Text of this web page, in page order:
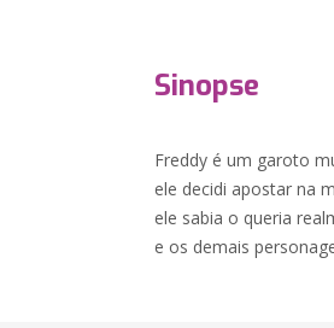
Sinopse
Freddy é um garoto
ele decidi apostar na
ele sabia o queria
e os demais